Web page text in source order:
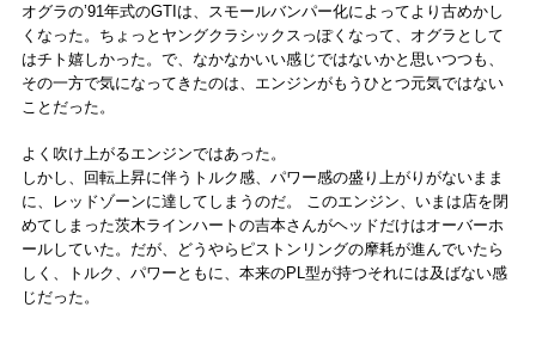
オグラの’91年式のGTIは、スモールバンパー化によってより古めかし
くなった。ちょっとヤングクラシックスっぽくなって、オグラとして
はチト嬉しかった。で、なかなかいい感じではないかと思いつつも、
その一方で気になってきたのは、エンジンがもうひとつ元気ではない
ことだった。
よく吹け上がるエンジンではあった。
しかし、回転上昇に伴うトルク感、パワー感の盛り上がりがないまま
に、レッドゾーンに達してしまうのだ。 このエンジン、いまは店を閉
めてしまった茨木ラインハートの吉本さんがヘッドだけはオーバーホ
ールしていた。だが、どうやらピストンリングの摩耗が進んでいたら
しく、トルク、パワーともに、本来のPL型が持つそれには及ばない感
じだった。